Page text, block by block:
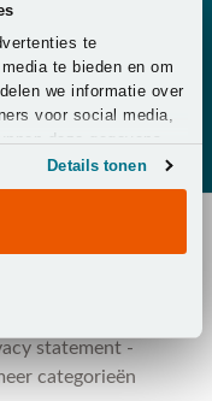
te
te bieden en om
we informatie over
voor social media,
deze gegevens
aan ze heeft verstrekt
uw gebruik van hun
Details tonen
Tuinmeubelen -
statement-
categorieën